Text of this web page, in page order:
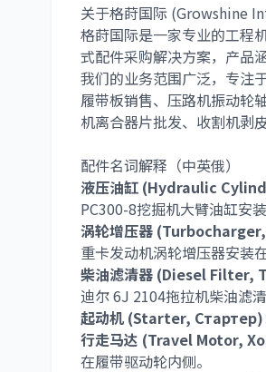
关于格莳国际 (Growshine
格莳国际是一家专业的工程
式配件采购解决方案，产品
我们的业务范围广泛，专注
履带板销售、 压路机振动轮
机离合器片批发、 收割机剥
配件名词解释（中英俄）
液压油缸 (Hydraulic
PC300-8挖掘机大臂油缸安
涡轮增压器
重卡发动机涡轮增压器安装
柴油滤清器 (Diesel
迪尔 6J 2104拖拉机柴油滤
起动机 (Starter, Стартер)
行走马达 (Travel Motor,
在履带驱动轮内侧。